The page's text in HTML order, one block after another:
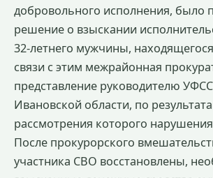
добровольного исполнения, было
решение о взыскании
32-летнего мужчины,
связи с этим межрайонная
представление руководителю
Ивановской области, по
рассмотрения которого
После прокурорского
участника СВО восстановлены,